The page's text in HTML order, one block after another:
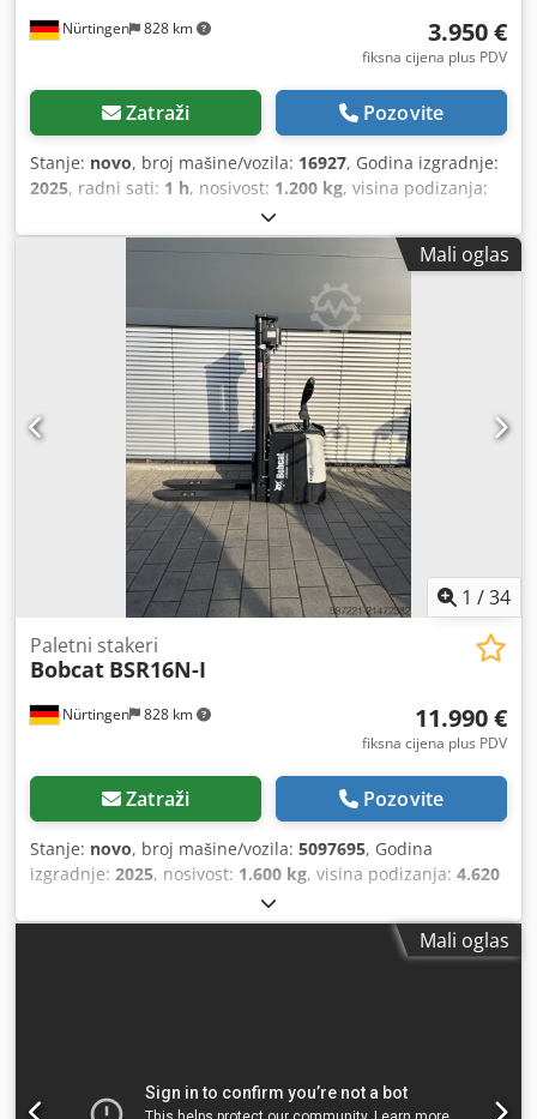
Nürtingen 828 km 3.950 €
fiksna cijena plus PDV
Zatraži Pozovite
Stanje: novo, broj mašine/vozila: 16927, Godina izgradnje:
2025, radni sati: 1 h, nosivost: 1.200 kg, visina podizanja:
600 mm
električni, vrsta jarbola:simpleks, građevinska visina:
, duljina vilica:1.150 mm,
Mali oglas
1 /34
Nürtingen 828 km
Paletni stakeri
Bobcat BSR16N-I
11.990 €
fiksna cijena plus PDV
Zatraži Pozovite
Stanje: novo, broj mašine/vozila: 5097695, Godina
izgradnje: 2025, nosivost: 1.600 kg, visina podizanja: 4.620
1.400 mm
mm, vrsta goriva:električni, vrsta jarbola:triplex,
, napon baterije:25,6 V
Mali oglas